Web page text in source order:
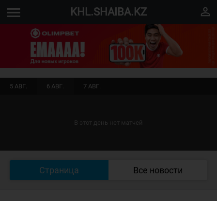
menu KHL.SHAIBA.KZ perm_identity
5 АВГ. 6 АВГ. 7 АВГ.
В этот день нет матчей
Страница Все новости